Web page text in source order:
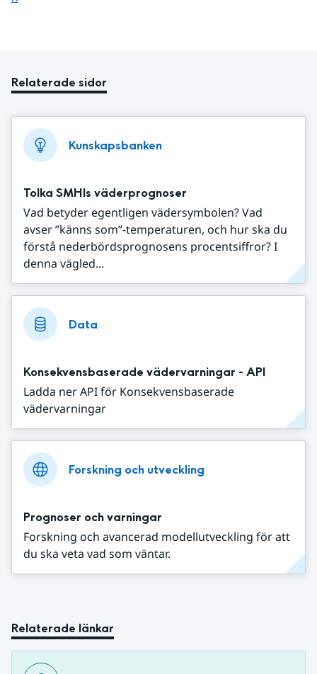
Relaterade sidor
Kunskapsbanken
Tolka SMHIs väderprognoser
Vad betyder egentligen vädersymbolen? Vad
avser ”känns som”-temperaturen, och hur ska du
förstå nederbördsprognosens procentsiffror? I
denna vägled...
Data
Konsekvensbaserade vädervarningar - API
Ladda ner API för Konsekvensbaserade
vädervarningar
Forskning och utveckling
Prognoser och varningar
Forskning och avancerad modellutveckling för att
du ska veta vad som väntar.
Relaterade länkar